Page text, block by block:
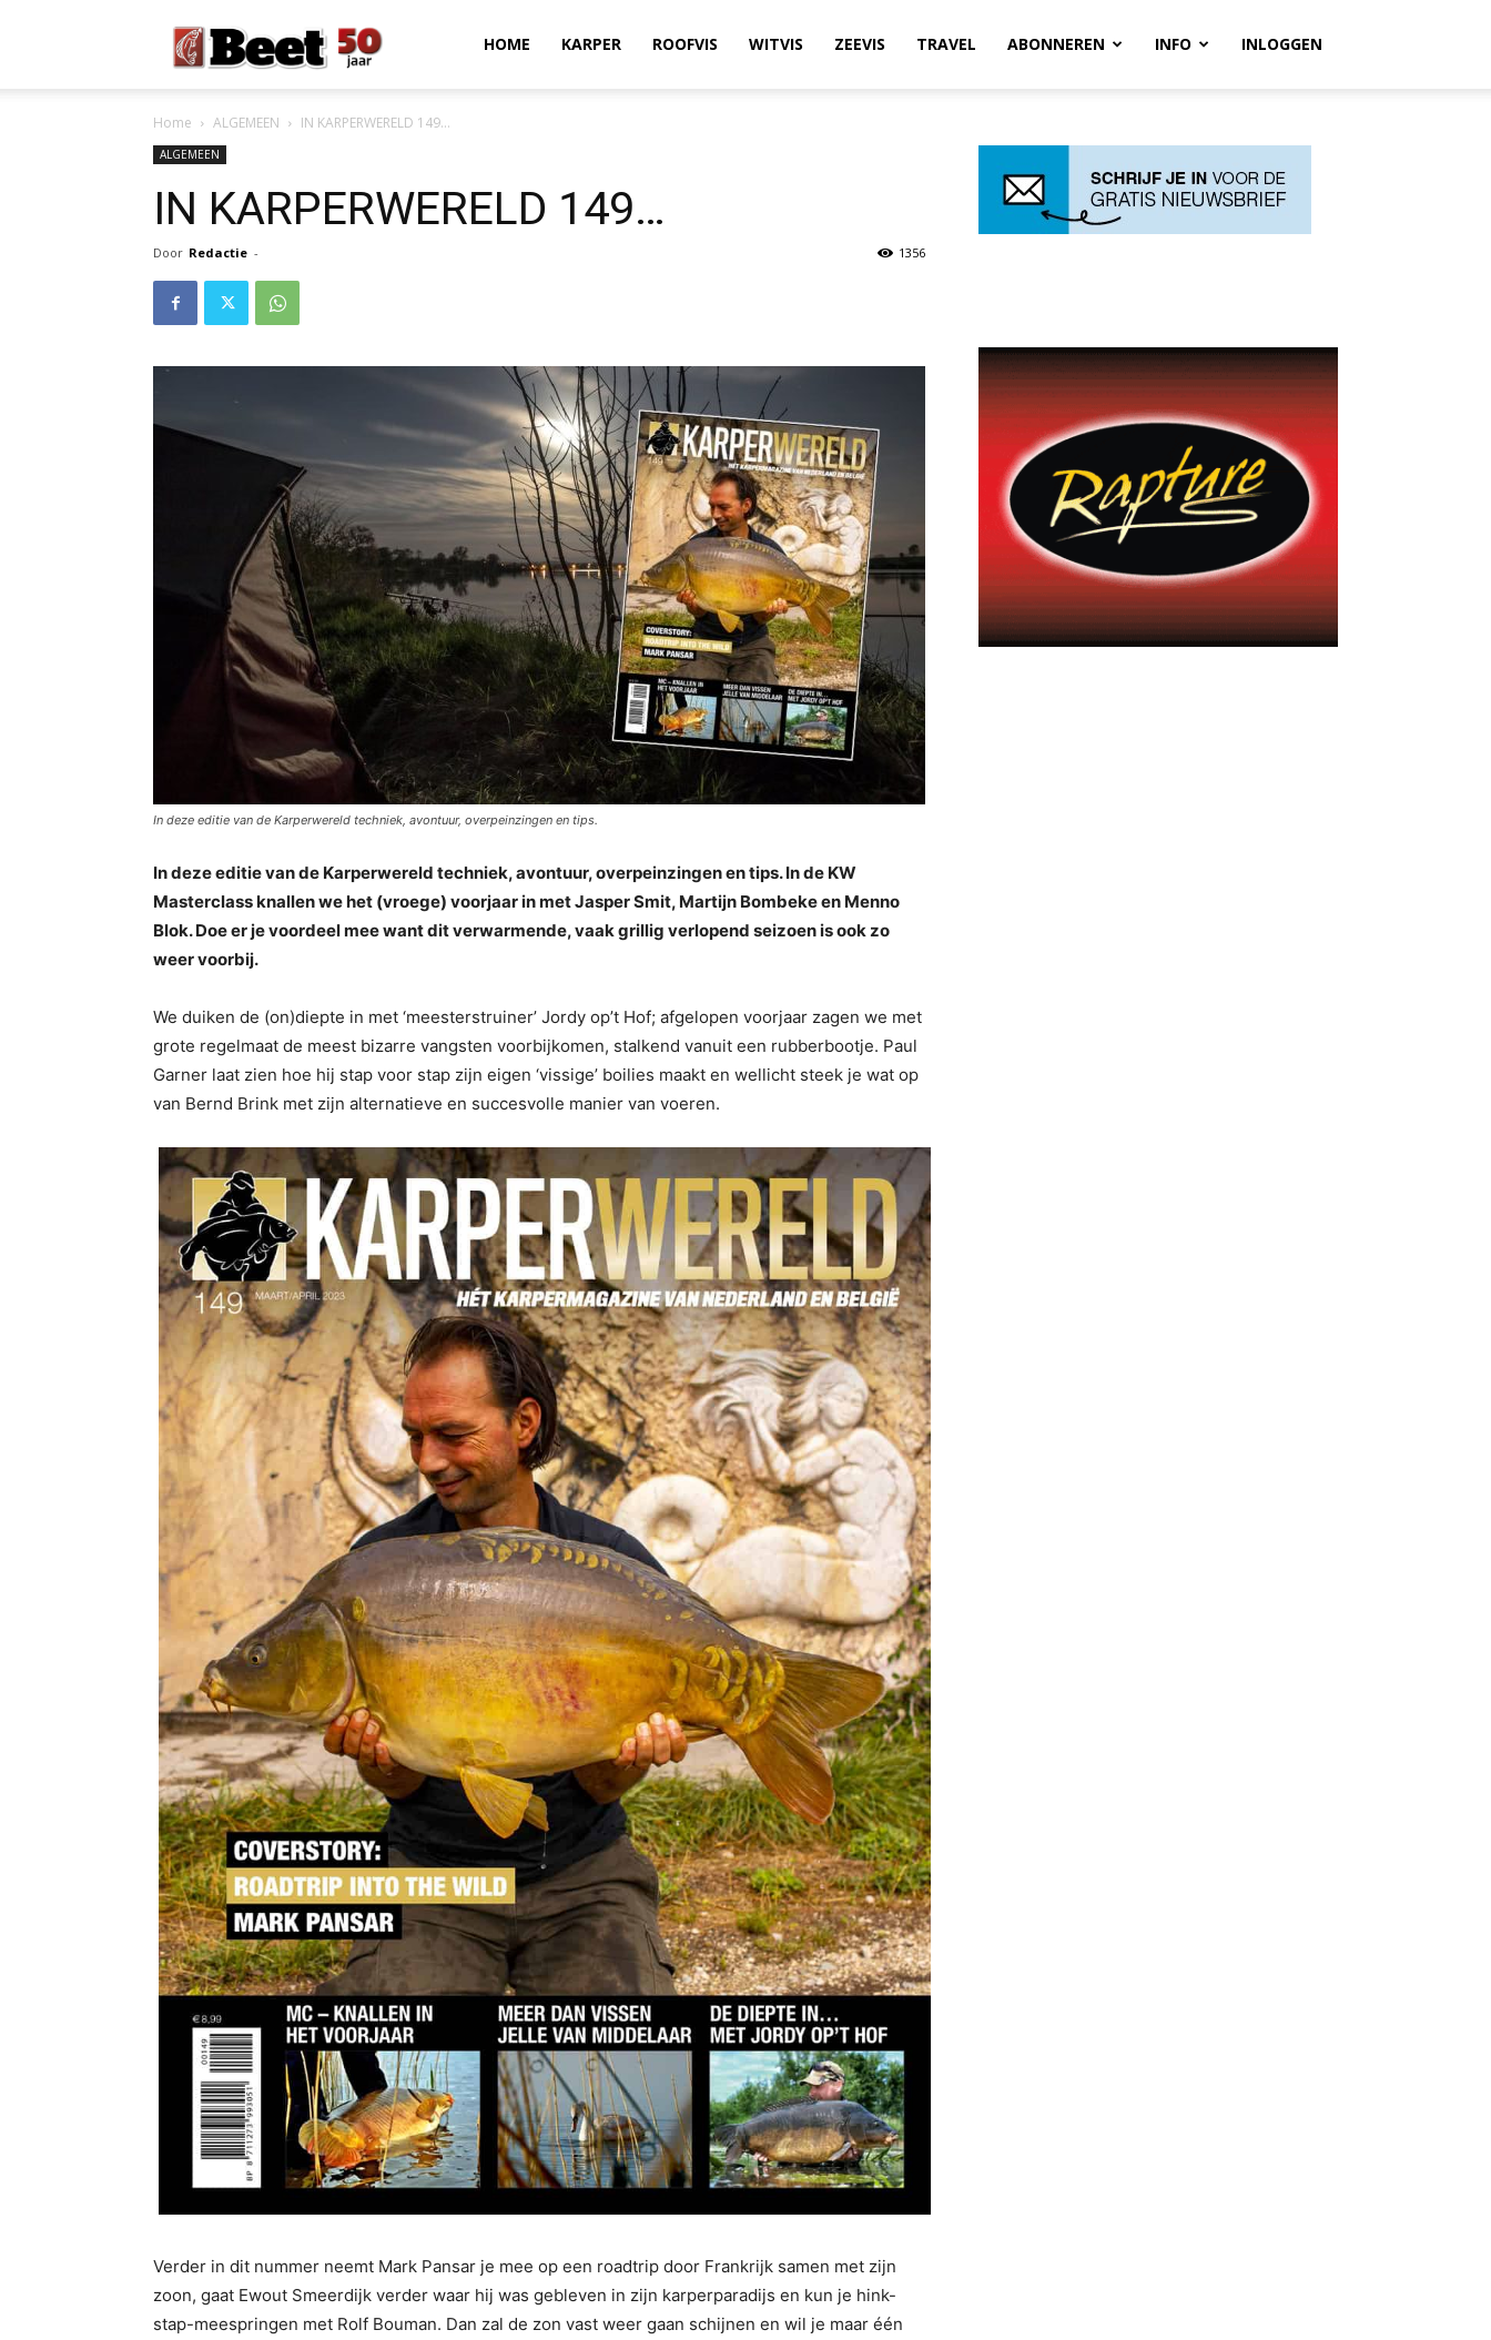
Magazine
HOME KARPER ROOFVIS WITVIS ZEEVIS TRAVEL ABONNEREN INFO INLOGGEN
Home ALGEMEEN IN KARPERWERELD 149…
ALGEMEEN
IN KARPERWERELD 149…
Door Redactie - 1356
In deze editie van de Karperwereld techniek, avontuur, overpeinzingen en tips.
In deze editie van de Karperwereld techniek, avontuur, overpeinzingen en tips. In de KW
Masterclass knallen we het (vroege) voorjaar in met Jasper Smit, Martijn Bombeke en Menno
Blok. Doe er je voordeel mee want dit verwarmende, vaak grillig verlopend seizoen is ook zo
weer voorbij.
We duiken de (on)diepte in met ‘meesterstruiner’ Jordy op’t Hof; afgelopen voorjaar zagen we met
grote regelmaat de meest bizarre vangsten voorbijkomen, stalkend vanuit een rubberbootje. Paul
Garner laat zien hoe hij stap voor stap zijn eigen ‘vissige’ boilies maakt en wellicht steek je wat op
van Bernd Brink met zijn alternatieve en succesvolle manier van voeren.
Verder in dit nummer neemt Mark Pansar je mee op een roadtrip door Frankrijk samen met zijn
zoon, gaat Ewout Smeerdijk verder waar hij was gebleven in zijn karperparadijs en kun je hink-
stap-meespringen met Rolf Bouman. Dan zal de zon vast weer gaan schijnen en wil je maar één